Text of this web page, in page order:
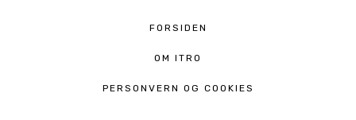
FORSIDEN
OM ITRO
PERSONVERN OG COOKIES